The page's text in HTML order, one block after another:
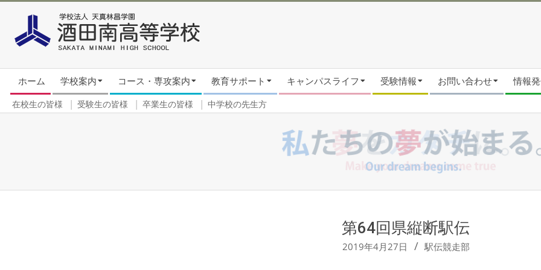
content
Secondary
Navigation
Menu
ホーム 学校案内 コース・専攻案内 教育サポート キャンパスライフ 受験情報 お問い合わせ 情報
在校生の皆様 受験生の皆様 卒業生の皆様 中学校の先生方
第64回県縦断駅伝
2019年4月27日 駅伝競走部